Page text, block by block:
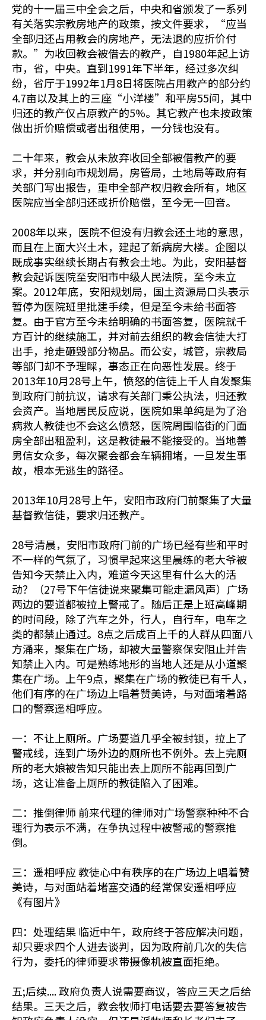
党的十一届三中全会之后，中央和省颁发了一系列
有关落实宗教房地产的政策，按文件要求，“应当
全部归还占用教会的房地产，无法退的应折价付
款。”为收回教会被借去的教产，自1980年起上访
市，省，中央。直到1991年下半年，经过多次纠
纷，省厅于1992年1月8日将医院占用教产的部分约
4.7亩以及其上的三座“小洋楼”和平房55间，其中
归还的教产仅占原教产的5%。其它教产也未按政策
做出折价赔偿或者出租使用，一分钱也没有。
二十年来，教会从未放弃收回全部被借教产的要
求，并分别向市规划局，房管局，土地局等政府有
关部门写出报告，重申全部产权归教会所有，地区
医院应当全部归还或折价赔偿，至今无一回音。
2008年以来，医院不但没有归教会还土地的意思，
而且在上面大兴土木，建起了新病房大楼。企图以
既成事实继续长期占有教会土地。为此，安阳基督
教会起诉医院至安阳市中级人民法院，至今未立
案。2012年底，安阳规划局，国土资源局口头表示
暂停为医院班里批建手续，但是至今未给书面答
复。由于官方至今未给明确的书面答复，医院就千
方百计的继续施工，并对前去组织的教会信徒大打
出手，抢走砸毁部分物品。而公安，城管，宗教局
等部门却不予理睬，事态正在向恶性发展。终于
2013年10月28号上午，愤怒的信徒上千人自发聚集
到政府门前抗议，请求有关部门秉公执法，归还教
会资产。当地居民反应说，医院如果单纯是为了治
病救人教徒也不会这么愤怒，医院周围临街的门面
房全部出租盈利，这是教徒最不能接受的。当地善
男信女众多，每次聚会都会车辆拥堵，一旦发生事
故，根本无逃生的路径。
2013年10月28号上午，安阳市政府门前聚集了大量
基督教信徒，要求归还教产。
28号清晨，安阳市政府门前的广场已经有些和平时
不一样的气氛了，习惯早起来这里晨练的老大爷被
告知今天禁止入内，难道今天这里有什么大的活
动？（27号下午信徒说来聚集可能走漏风声）广场
两边的要道都被拉上警戒了。随后正是上班高峰期
的时间段，除了汽车之外，行人，自行车，电车之
类的都禁止通过。8点之后成百上千的人群从四面八
方涌来，聚集在广场，却被大量警察保安阻止并告
知禁止入内。可是熟练地形的当地人还是从小道聚
集在广场。上午9点，聚集在广场的教徒已有千人，
他们有序的在广场边上唱着赞美诗，与对面堵着路
口的警察遥相呼应。
一：不让上厕所。广场要道几乎全被封锁，拉上了
警戒线，连到广场外边的厕所也不例外。去上完厕
所的老大娘被告知只能出去上厕所不能再回到广
场，这让准备上厕所的教徒陷入了困难。
二：推倒律师 前来代理的律师对广场警察种种不合
理行为表示不满，在争执过程中被警戒的警察推
倒。
三：遥相呼应 教徒心中有秩序的在广场边上唱着赞
美诗，与对面站着堵塞交通的经常保安遥相呼应
《有图片》
四：处理结果 临近中午，政府终于答应解决问题，
却只要求四个人进去谈判，因为政府前几次的失信
行为，委托的律师要求带摄像机被直面拒绝。
五;后续.... 政府负责人说需要商议，答应三天之后给
结果。三天之后，教会牧师打电话要去要答复被告